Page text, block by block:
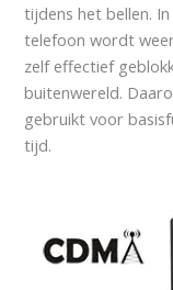
tijdens het bellen.
telefoon wordt
zelf effectief
buitenwereld.
gebruikt voor
tijd.